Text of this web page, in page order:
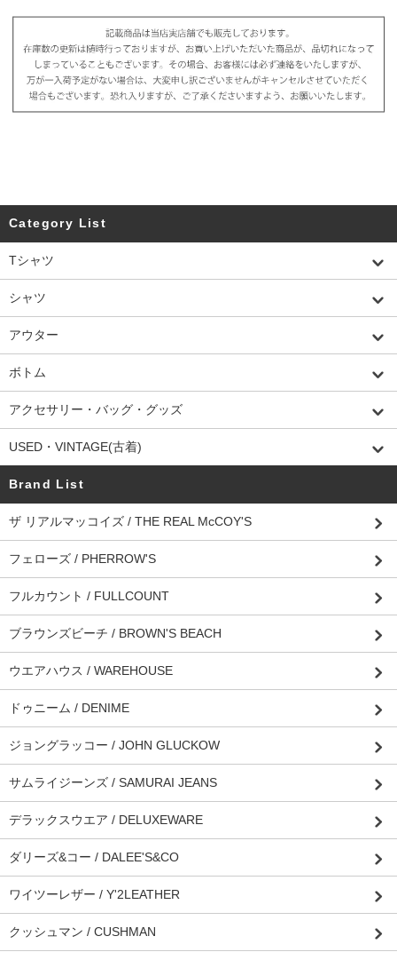
Category List
Tシャツ
シャツ
アウター
ボトム
アクセサリー・バッグ・グッズ
USED・VINTAGE(古着)
Brand List
ザ リアルマッコイズ / THE REAL McCOY'S
フェローズ / PHERROW'S
フルカウント / FULLCOUNT
ブラウンズビーチ / BROWN'S BEACH
ウエアハウス / WAREHOUSE
ドゥニーム / DENIME
ジョングラッコー / JOHN GLUCKOW
サムライジーンズ / SAMURAI JEANS
デラックスウエア / DELUXEWARE
ダリーズ&コー / DALEE'S&CO
ワイツーレザー / Y'2LEATHER
クッシュマン / CUSHMAN